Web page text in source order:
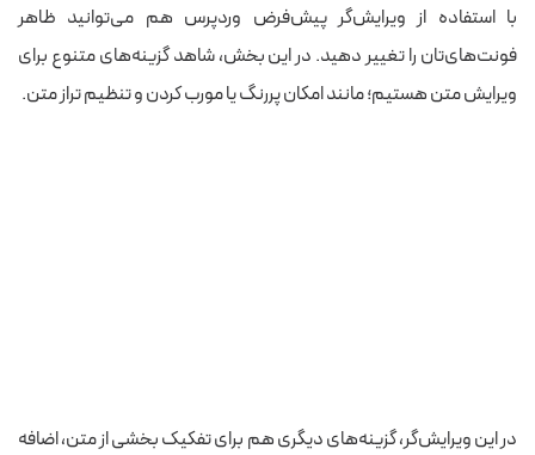
با استفاده از ویرایش‌گر پیش‌فرض وردپرس هم می‌توانید ظاهر
فونت‌های‌تان را تغییر دهید. در این بخش، شاهد گزینه‌های متنوع برای
ویرایش متن هستیم؛ مانند امکان پررنگ یا مورب کردن و تنظیم تراز متن.
در این ویرایش‌گر، گزینه‌های دیگری هم برای تفکیک بخشی از متن، اضافه